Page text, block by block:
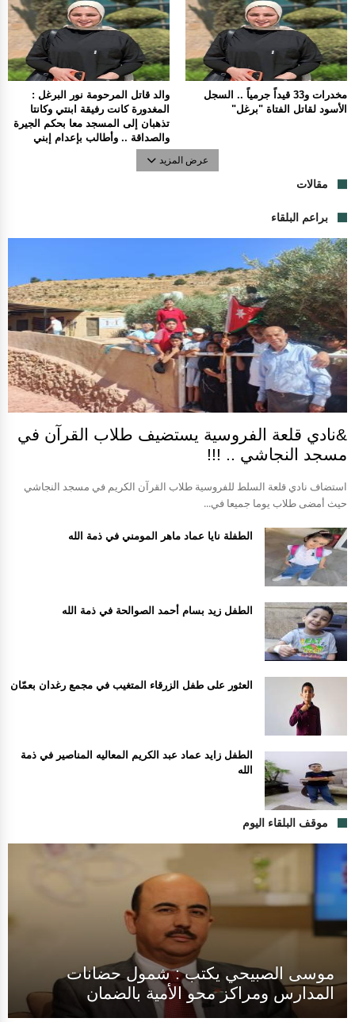
والد قاتل المرحومة نور البرغل :
المغدورة كانت رفيقة ابنتي وكانتا
تذهبان إلى المسجد معا بحكم الجيرة
والصداقة .. وأطالب بإعدام إبني
مخدرات و33 قيداً جرمياً .. السجل
الأسود لقاتل الفتاة "برغل"
عرض المزيد
مقالات
براعم البلقاء
&نادي قلعة الفروسية يستضيف طلاب القرآن في
مسجد النجاشي .. !!!
استضاف نادي قلعة السلط للفروسية طلاب القرآن الكريم في مسجد النجاشي
حيث أمضى طلاب يوما جميعا في...
الطفلة نايا عماد ماهر المومني في ذمة الله
الطفل زيد بسام أحمد الصوالحة في ذمة الله
العثور على طفل الزرقاء المتغيب في مجمع رغدان بعمّان
الطفل زايد عماد عبد الكريم المعاليه المناصير في ذمة
الله
موقف البلقاء اليوم
موسى الصبيحي يكتب : شمول حضانات
المدارس ومراكز محو الأمية بالضمان